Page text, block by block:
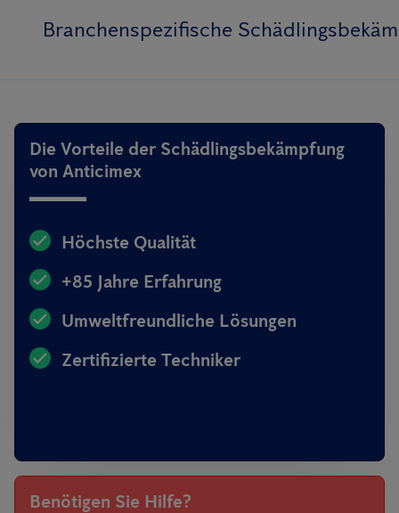
Branchenspezifische
Die Vorteile der Schädlingsbekämpfung
von Anticimex
Höchste Qualität
+85 Jahre Erfahrung
Umweltfreundliche Lösungen
Zertifizierte Techniker
Benötigen Sie Hilfe?